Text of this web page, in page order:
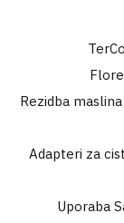
Rezidba
Adapteri za
Uporaba